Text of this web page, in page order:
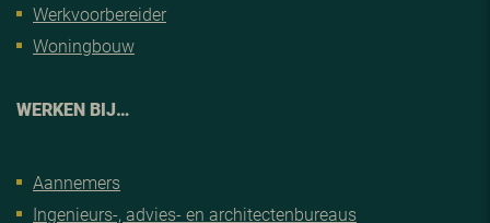
Werkvoorbereider
Woningbouw
WERKEN BIJ…
Aannemers
Ingenieurs-, advies- en architectenbureaus